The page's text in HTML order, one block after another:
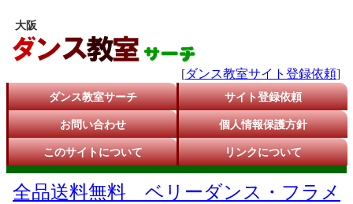
大阪
[ダンス教室サイト登録依頼]
ダンス教室サーチ サイト登録依頼
お問い合わせ 個人情報保護方針
このサイトについて リンクについて
全品送料無料 ベリーダンス・フラメ